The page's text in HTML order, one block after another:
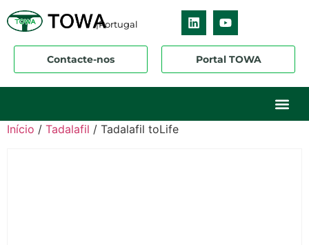
|Portugal
Contacte-nos Portal TOWA
Início / Tadalafil / Tadalafil toLife